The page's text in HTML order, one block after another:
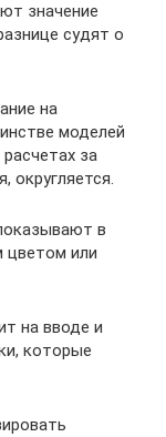
значение
судят о
на
моделей
за
округляется.
в
или
на вводе и
которые